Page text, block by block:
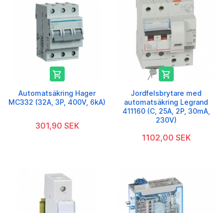

Automatsäkring Hager
MC332 (32A, 3P, 400V, 6kA)
301,90 SEK

Jordfelsbrytare med
automatsäkring Legrand
411160 (C, 25A, 2P, 30mA,
230V)
1102,00 SEK